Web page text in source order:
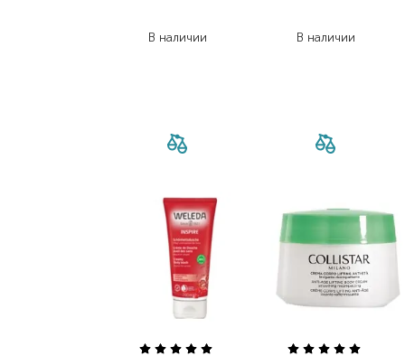
В наличии
В наличии